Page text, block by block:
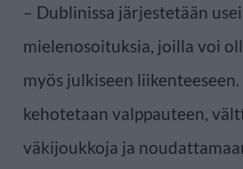
– Dublinissa järjestetään
mielenosoituksia, joilla voi
myös julkiseen
kehotetaan valppauteen,
väkijoukkoja ja